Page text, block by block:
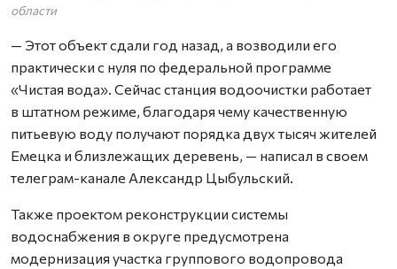
области
— Этот объект сдали год назад, а возводили его
практически с нуля по федеральной программе
«Чистая вода». Сейчас станция водоочистки работает
в штатном режиме, благодаря чему качественную
питьевую воду получают порядка двух тысяч жителей
Емецка и близлежащих деревень, — написал в своем
телеграм-канале Александр Цыбульский.
Также проектом реконструкции системы
водоснабжения в округе предусмотрена
модернизация участка группового водопровода